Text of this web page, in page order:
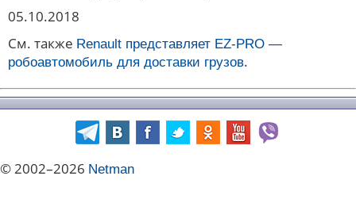
05.10.2018
См. также Renault представляет EZ-PRO —
робоавтомобиль для доставки грузов.
© 2002–2026 Netman